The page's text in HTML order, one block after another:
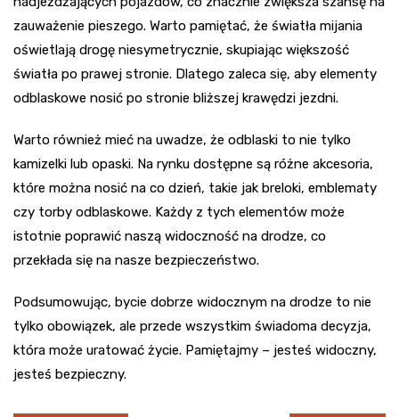
zauważenie pieszego. Warto pamiętać, że światła mijania
oświetlają drogę niesymetrycznie, skupiając większość
światła po prawej stronie. Dlatego zaleca się, aby elementy
odblaskowe nosić po stronie bliższej krawędzi jezdni.
Warto również mieć na uwadze, że odblaski to nie tylko
kamizelki lub opaski. Na rynku dostępne są różne akcesoria,
które można nosić na co dzień, takie jak breloki, emblematy
czy torby odblaskowe. Każdy z tych elementów może
istotnie poprawić naszą widoczność na drodze, co
przekłada się na nasze bezpieczeństwo.
Podsumowując, bycie dobrze widocznym na drodze to nie
tylko obowiązek, ale przede wszystkim świadoma decyzja,
która może uratować życie. Pamiętajmy – jesteś widoczny,
jesteś bezpieczny.